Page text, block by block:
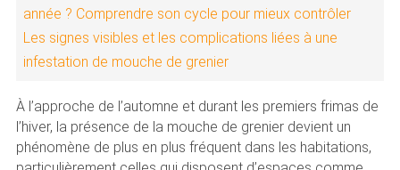
année ? Comprendre son cycle pour mieux contrôler
Les signes visibles et les complications liées à une
infestation de mouche de grenier
À l’approche de l’automne et durant les premiers frimas de
l’hiver, la présence de la mouche de grenier devient un
phénomène de plus en plus fréquent dans les habitations,